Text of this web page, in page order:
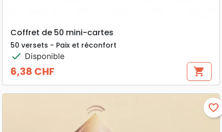
Coffret de 50 mini-cartes
50 versets - Paix et réconfort
check Disponible
Prix
6,38 CHF shopping_cart
favorite_border